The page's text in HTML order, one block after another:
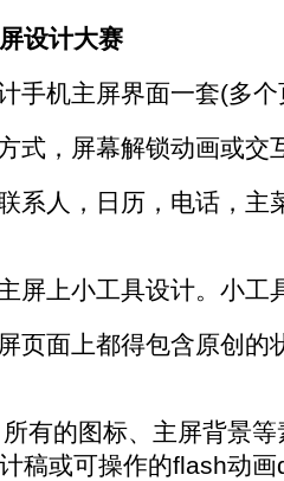
设计大赛
手机主屏界面一套(多
式，屏幕解锁动画或交
系人，日历，电话，主
屏上小工具设计。小工
页面上都得包含原创的
有的图标、主屏背景
稿或可操作的flash动画